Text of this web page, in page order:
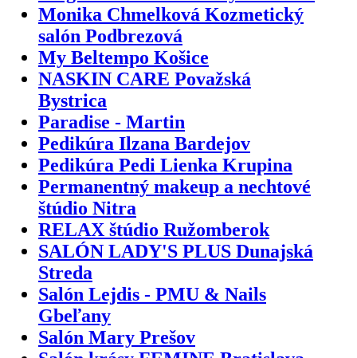
Monika Chmelková Kozmetický
salón Podbrezová
My Beltempo Košice
NASKIN CARE Považská
Bystrica
Paradise - Martin
Pedikúra Ilzana Bardejov
Pedikúra Pedi Lienka Krupina
Permanentný makeup a nechtové
štúdio Nitra
RELAX štúdio Ružomberok
SALÓN LADY'S PLUS Dunajská
Streda
Salón Lejdis - PMU & Nails
Gbeľany
Salón Mary Prešov